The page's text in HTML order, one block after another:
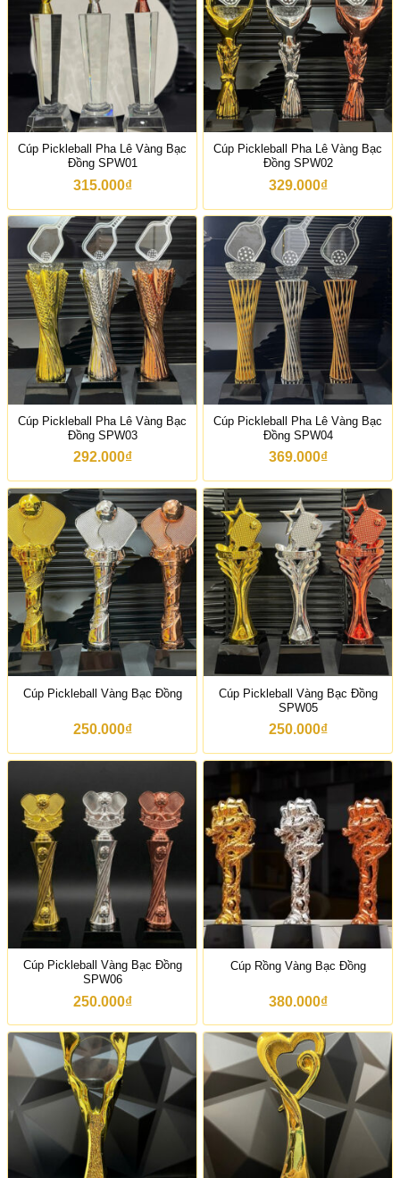
Cúp Pickleball Pha Lê Vàng Bạc
Đồng SPW01
315.000₫
Cúp Pickleball Pha Lê Vàng Bạc
Đồng SPW02
329.000₫
Cúp Pickleball Pha Lê Vàng Bạc
Đồng SPW03
292.000₫
Cúp Pickleball Pha Lê Vàng Bạc
Đồng SPW04
369.000₫
Cúp Pickleball Vàng Bạc Đồng
250.000₫
Cúp Pickleball Vàng Bạc Đồng
SPW05
250.000₫
Cúp Pickleball Vàng Bạc Đồng
SPW06
250.000₫
Cúp Rồng Vàng Bạc Đồng
380.000₫